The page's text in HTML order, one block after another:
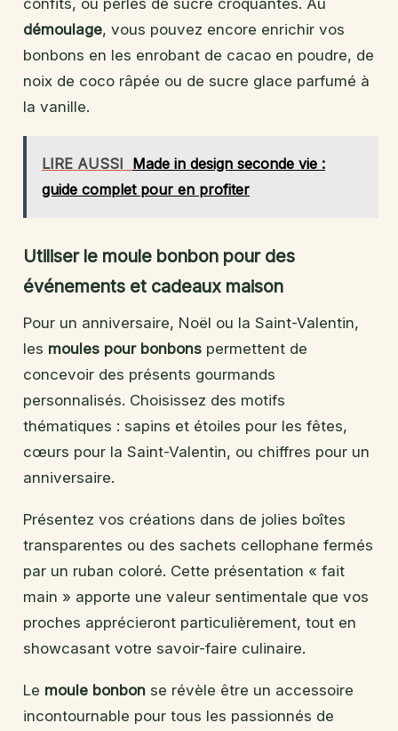
démoulage, vous pouvez encore enrichir vos
bonbons en les enrobant de cacao en poudre, de
noix de coco râpée ou de sucre glace parfumé à
la vanille.
LIRE AUSSI Made in design seconde vie :
guide complet pour en profiter
Utiliser le moule bonbon pour des
événements et cadeaux maison
Pour un anniversaire, Noël ou la Saint-Valentin,
les moules pour bonbons permettent de
concevoir des présents gourmands
personnalisés. Choisissez des motifs
thématiques : sapins et étoiles pour les fêtes,
cœurs pour la Saint-Valentin, ou chiffres pour un
anniversaire.
Présentez vos créations dans de jolies boîtes
transparentes ou des sachets cellophane fermés
par un ruban coloré. Cette présentation « fait
main » apporte une valeur sentimentale que vos
proches apprécieront particulièrement, tout en
showcasant votre savoir-faire culinaire.
Le moule bonbon se révèle être un accessoire
incontournable pour tous les passionnés de